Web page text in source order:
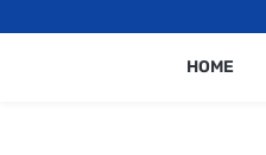
HOME